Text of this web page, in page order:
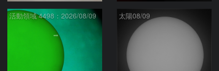
活動領域 4498：2026/08/09 太陽08/09